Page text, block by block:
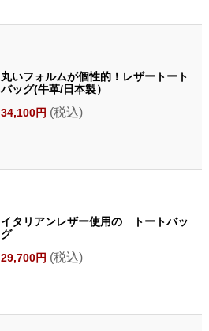
丸いフォルムが個性的！レザートート
バッグ(牛革/日本製）
34,100円 (税込)
イタリアンレザー使用の トートバッ
グ
29,700円 (税込)